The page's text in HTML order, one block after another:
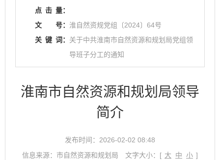
点 击 量：
文
号： 淮自然资规党组〔2024〕64号
关 键 词： 关于中共淮南市自然资源和规划局党组领
导班子分工的通知
淮南市自然资源和规划局领导
简介
发布时间：2026-02-02 08:48
信息来源：市自然资源和规划局
文字大小：[ 大 中 小 ]